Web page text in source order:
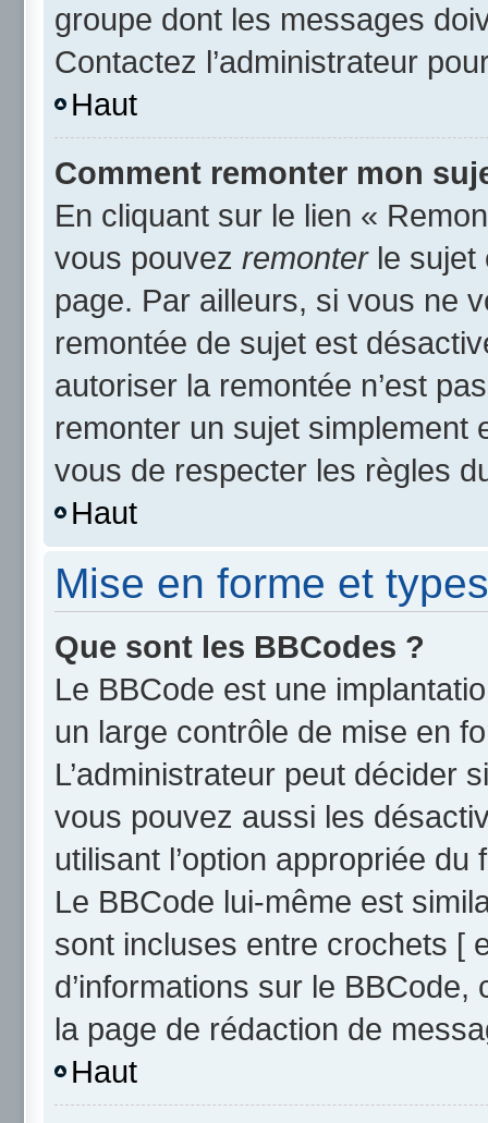
groupe dont les messages
Contactez l’administrateur
Haut
Comment remonter mon
En cliquant sur le lien «
vous pouvez remonterle sujet
page. Par ailleurs, si vous ne
remontée de sujet est
autoriser la remontée n’est
remonter un sujet simplement
vous de respecter les règles
Haut
Mise en forme et
Que sont les BBCodes ?
Le BBCode est une
un large contrôle de mise en
L’administrateur peut décider
vous pouvez aussi les
utilisant l’option appropriée
Le BBCode lui-même est
sont incluses entre crochets [
d’informations sur le
la page de rédaction de
Haut